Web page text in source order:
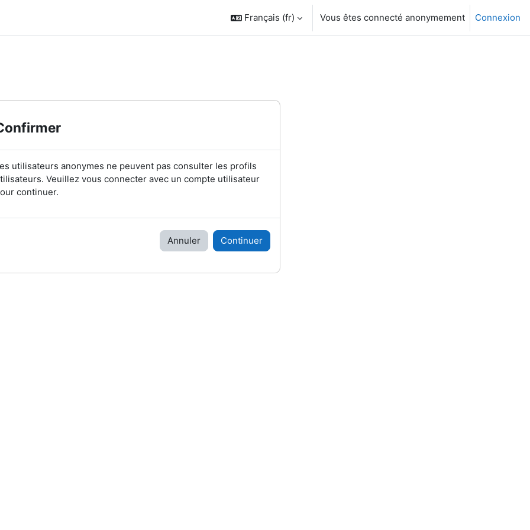
Français ‎(fr)‎ Vous êtes connecté anonymement Connexion
utilisateurs anonymes ne peuvent pas consulter les profils
Veuillez vous connecter avec un compte utilisateur
continuer.
Annuler Continuer